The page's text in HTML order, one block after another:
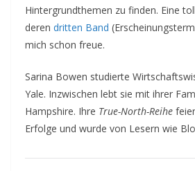
Hintergrundthemen zu finden. Eine
deren dritten Band
mich schon freue.
Sarina Bowen studierte
Yale. Inzwischen lebt sie mit ihrer
Hampshire. Ihre True-North-Reihe
Erfolge und wurde von Lesern wie